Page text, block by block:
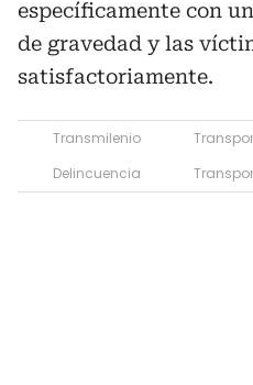
específicamente con
de gravedad y las
satisfactoriamente.
Transmilenio
Delincuencia